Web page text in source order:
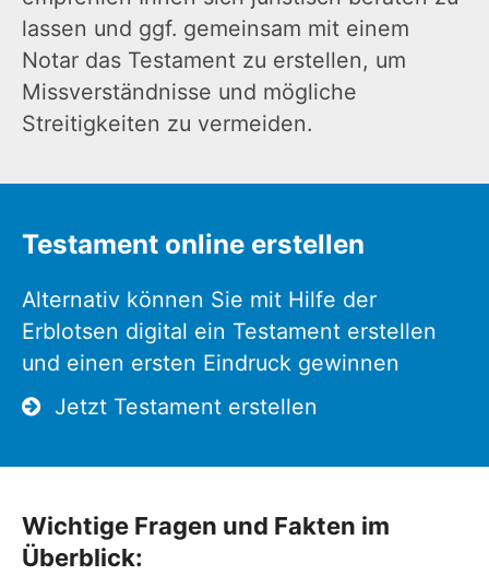
lassen und ggf. gemeinsam mit einem
Notar das Testament zu erstellen, um
Missverständnisse und mögliche
Streitigkeiten zu vermeiden.
Testament online erstellen
Alternativ können Sie mit Hilfe der
Erblotsen digital ein Testament erstellen
und einen ersten Eindruck gewinnen
Jetzt Testament erstellen
Wichtige Fragen und Fakten im
Überblick: